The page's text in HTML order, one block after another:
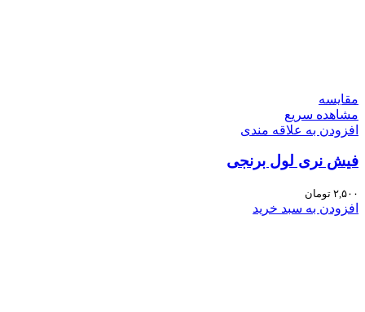
مقایسه
مشاهده سریع
افزودن به علاقه مندی
فیش نری لول برنجی
۲,۵۰۰ تومان
افزودن به سبد خرید